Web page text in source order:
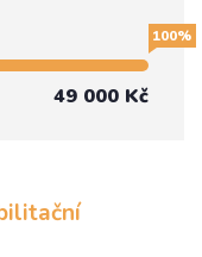
100%
49 000 Kč